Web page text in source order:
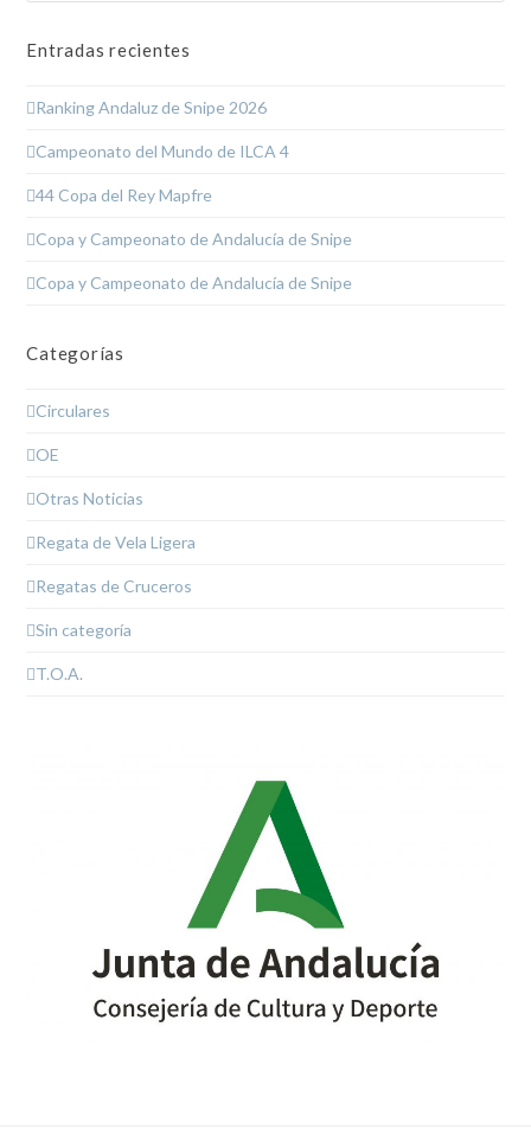
Entradas recientes
Ranking Andaluz de Snipe 2026
Campeonato del Mundo de ILCA 4
44 Copa del Rey Mapfre
Copa y Campeonato de Andalucía de Snipe
Copa y Campeonato de Andalucía de Snipe
Categorías
Circulares
OE
Otras Noticias
Regata de Vela Ligera
Regatas de Cruceros
Sin categoría
T.O.A.